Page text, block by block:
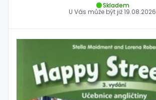
Skladem
U Vás může být již19.08.2026